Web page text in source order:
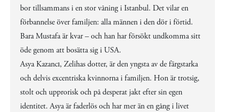
bor tillsammans i en stor våning i Istanbul. Det vilar en
förbannelse över familjen: alla männen i den dör i förtid.
Bara Mustafa är kvar – och han har försökt undkomma sitt
öde genom att bosätta sig i USA.
Asya Kazancı, Zelihas dotter, är den yngsta av de färgstarka
och delvis excentriska kvinnorna i familjen. Hon är trotsig,
stolt och upprorisk och på desperat jakt efter sin egen
identitet. Asya är faderlös och har mer än en gång i livet